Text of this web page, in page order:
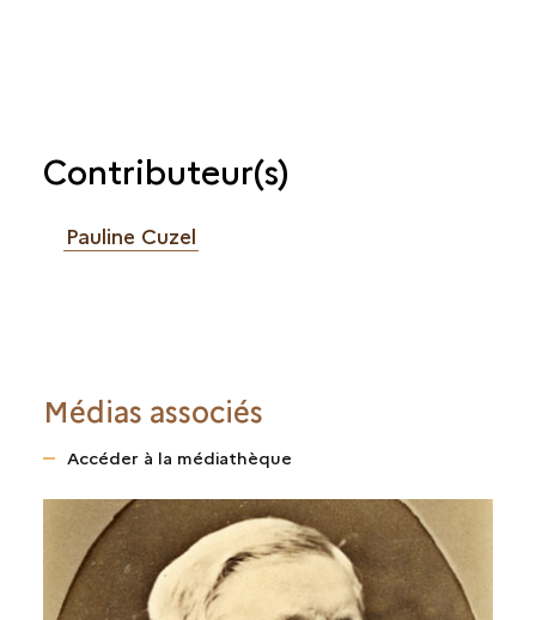
Contributeur(s)
Pauline Cuzel
Médias associés
Accéder à la médiathèque